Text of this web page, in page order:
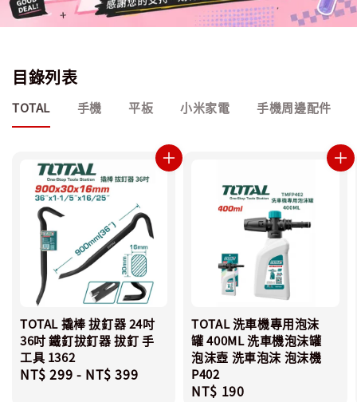
目錄列表
TOTAL 手機 平板 小米家電 手機周邊配件
TOTAL 撬棒 拔釘器 24吋
36吋 鐵釘拔釘器 拔釘 手
工具 1362
Regular
NT$ 299 - NT$ 399
TOTAL 洗車機專用泡沫
罐 400ML 洗車機泡沫罐
泡沫壺 洗車泡沫 泡沫機
P402
Regular
NT$ 190